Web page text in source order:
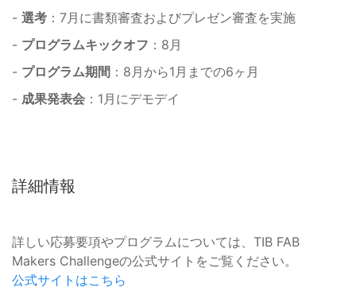
- 選考 ：7月に書類審査およびプレゼン審査を実施
- プログラムキックオフ ：8月
- プログラム期間 ：8月から1月までの6ヶ月
- 成果発表会 ：1月にデモデイ
詳細情報
詳しい応募要項やプログラムについては、TIB FAB
Makers Challengeの公式サイトをご覧ください。
公式サイトはこちら